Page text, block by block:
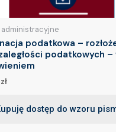
administracyjne
podatkowa –
podatkowych –
zł
dostęp do wzoru